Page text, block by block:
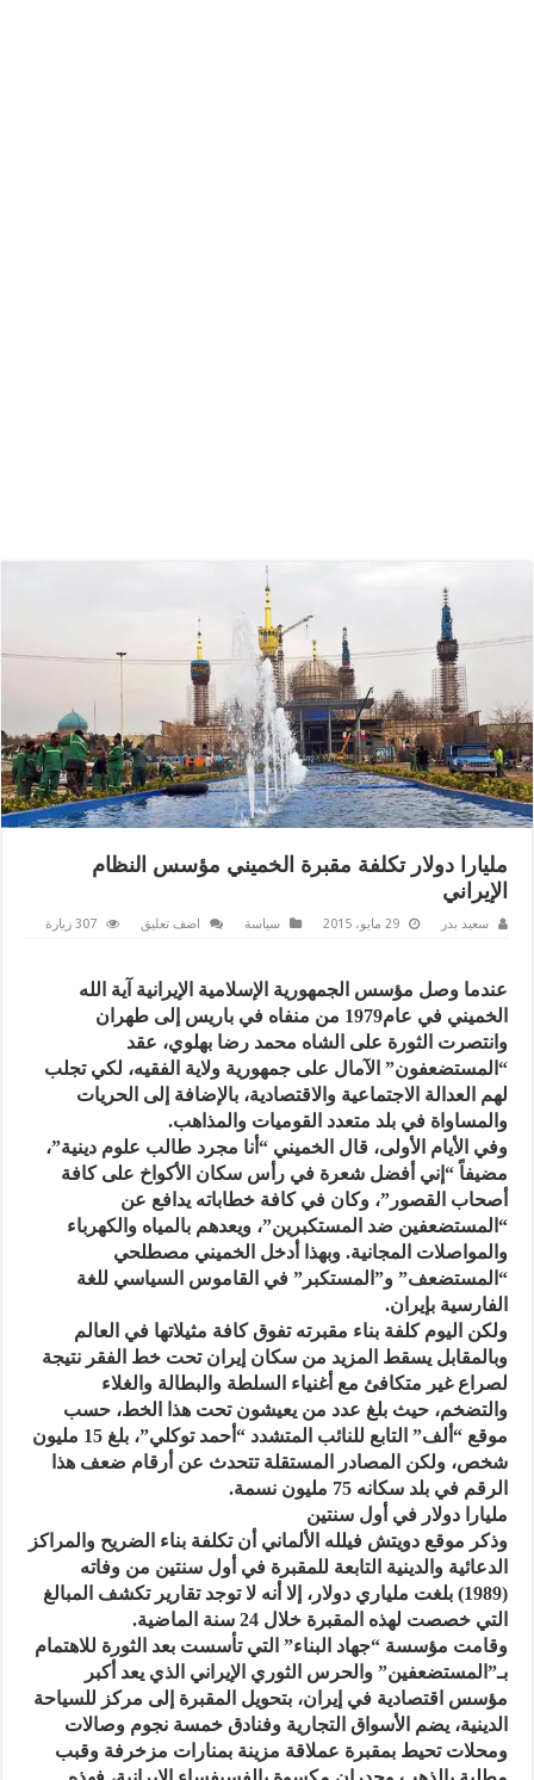
مليارا دولار تكلفة مقبرة الخميني مؤسس النظام
الإيراني
سعيد بدر 29 مايو، 2015 سياسة اضف تعليق 307 زيارة
عندما وصل مؤسس الجمهورية الإسلامية الإيرانية آية الله
الخميني في عام1979 من منفاه في باريس إلى طهران
وانتصرت الثورة على الشاه محمد رضا بهلوي، عقد
“المستضعفون” الآمال على جمهورية ولاية الفقيه، لكي تجلب
لهم العدالة الاجتماعية والاقتصادية، بالإضافة إلى الحريات
والمساواة في بلد متعدد القوميات والمذاهب.
وفي الأيام الأولى، قال الخميني “أنا مجرد طالب علوم دينية”،
مضيفاً “إني أفضل شعرة في رأس سكان الأكواخ على كافة
أصحاب القصور”، وكان في كافة خطاباته يدافع عن
“المستضعفين ضد المستكبرين”، ويعدهم بالمياه والكهرباء
والمواصلات المجانية. وبهذا أدخل الخميني مصطلحي
“المستضعف” و”المستكبر” في القاموس السياسي للغة
الفارسية بإيران.
ولكن اليوم كلفة بناء مقبرته تفوق كافة مثيلاتها في العالم
وبالمقابل يسقط المزيد من سكان إيران تحت خط الفقر نتيجة
لصراع غير متكافئ مع أغنياء السلطة والبطالة والغلاء
والتضخم، حيث بلغ عدد من يعيشون تحت هذا الخط، حسب
موقع “ألف” التابع للنائب المتشدد “أحمد توكلي”، بلغ 15 مليون
شخص، ولكن المصادر المستقلة تتحدث عن أرقام ضعف هذا
الرقم في بلد سكانه 75 مليون نسمة.
مليارا دولار في أول سنتين
وذكر موقع دويتش فيلله الألماني أن تكلفة بناء الضريح والمراكز
الدعائية والدينية التابعة للمقبرة في أول سنتين من وفاته
(1989) بلغت ملياري دولار، إلا أنه لا توجد تقارير تكشف المبالغ
التي خصصت لهذه المقبرة خلال 24 سنة الماضية.
وقامت مؤسسة “جهاد البناء” التي تأسست بعد الثورة للاهتمام
بـ”المستضعفين” والحرس الثوري الإيراني الذي يعد أكبر
مؤسس اقتصادية في إيران، بتحويل المقبرة إلى مركز للسياحة
الدينية، يضم الأسواق التجارية وفنادق خمسة نجوم وصالات
ومحلات تحيط بمقبرة عملاقة مزينة بمنارات مزخرفة وقبب